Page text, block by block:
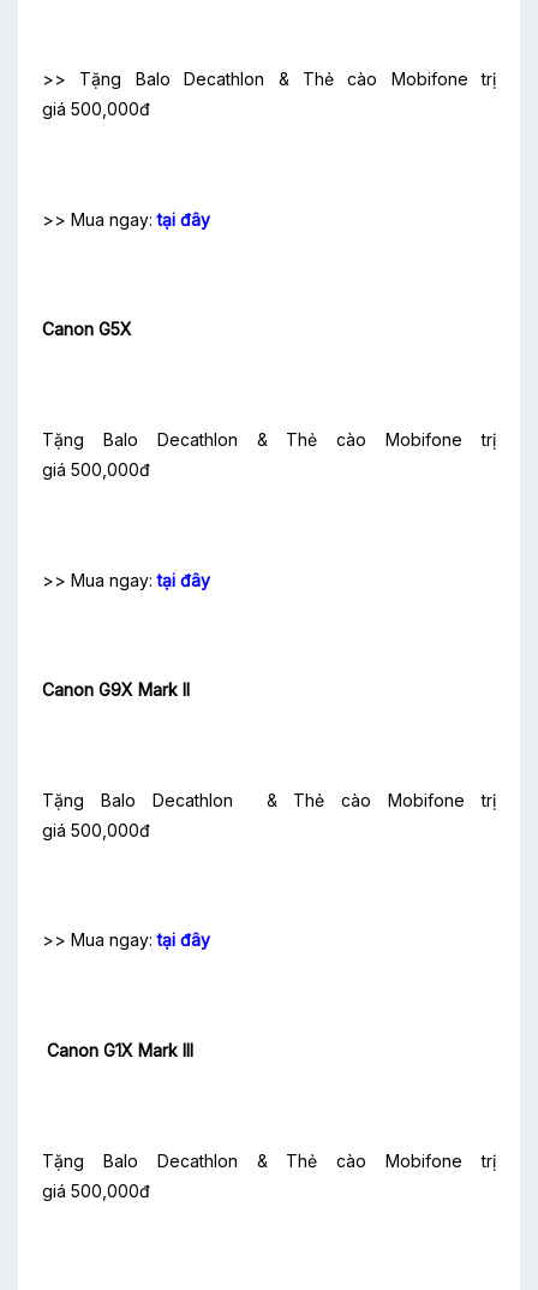
>> Tặng Balo Decathlon & Thẻ cào Mobifone trị
giá 500,000đ
>> Mua ngay:tại đây
Canon G5X
Tặng Balo Decathlon & Thẻ cào Mobifone trị
giá 500,000đ
>> Mua ngay:tại đây
Canon G9X Mark II
Tặng Balo Decathlon & Thẻ cào Mobifone trị
giá 500,000đ
>> Mua ngay:tại đây
Canon G1X Mark III
Tặng Balo Decathlon & Thẻ cào Mobifone trị
giá 500,000đ